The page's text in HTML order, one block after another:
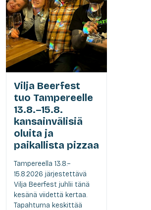
Vilja Beerfest
tuo Tampereelle
13.8.–15.8.
kansainvälisiä
oluita ja
paikallista pizzaa
Tampereella 13.8.–
15.8.2026 järjestettävä
Vilja Beerfest juhlii tänä
kesänä viidettä kertaa.
Tapahtuma keskittää